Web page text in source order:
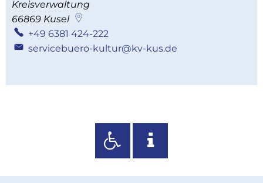
Kreisverwaltung
66869 Kusel
+49 6381 424-222
servicebuero-kultur@kv-kus.de